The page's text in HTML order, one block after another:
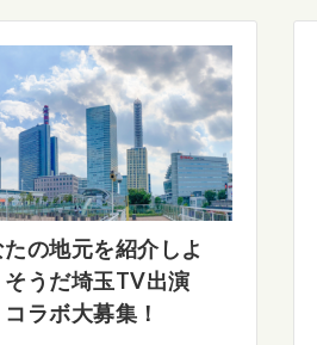
の地元を紹介しよ
そうだ埼玉TV出演
ラボ大募集！